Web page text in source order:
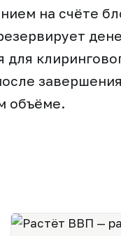
на счёте
для
объёме.